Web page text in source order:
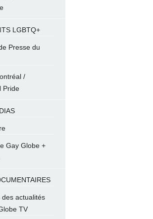
LGBTQ+
Presse du
/
Pride
Gay Globe +
des actualités
TV